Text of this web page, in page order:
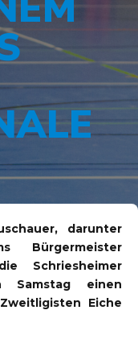
darunter
Bürgermeister
Schriesheimer
Samstag einen
Eiche